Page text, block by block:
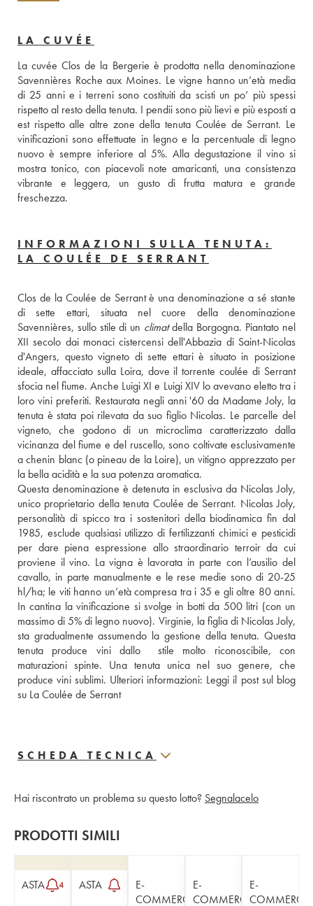
LA CUVÉE
La cuvée Clos de la Bergerie è prodotta nella denominazione
Savennières Roche aux Moines. Le vigne hanno un’età media
di 25 anni e i terreni sono costituiti da scisti un po’ più spessi
rispetto al resto della tenuta. I pendii sono più lievi e più esposti a
est rispetto alle altre zone della tenuta Coulée de Serrant. Le
vinificazioni sono effettuate in legno e la percentuale di legno
nuovo è sempre inferiore al 5%. Alla degustazione il vino si
mostra tonico, con piacevoli note amaricanti, una consistenza
vibrante e leggera, un gusto di frutta matura e grande
freschezza.
INFORMAZIONI SULLA TENUTA:
LA COULÉE DE SERRANT
Clos de la Coulée de Serrant è una denominazione a sé stante
di sette ettari, situata nel cuore della denominazione
Savennières, sullo stile di un climat della Borgogna. Piantato nel
XII secolo dai monaci cistercensi dell'Abbazia di Saint-Nicolas
d'Angers, questo vigneto di sette ettari è situato in posizione
ideale, affacciato sulla Loira, dove il torrente coulée di Serrant
sfocia nel fiume. Anche Luigi XI e Luigi XIV lo avevano eletto tra i
loro vini preferiti. Restaurata negli anni '60 da Madame Joly, la
tenuta è stata poi rilevata da suo figlio Nicolas. Le parcelle del
vigneto, che godono di un microclima caratterizzato dalla
vicinanza del fiume e del ruscello, sono coltivate esclusivamente
a chenin blanc (o pineau de la Loire), un vitigno apprezzato per
la bella acidità e la sua potenza aromatica.
Questa denominazione è detenuta in esclusiva da Nicolas Joly,
unico proprietario della tenuta Coulée de Serrant. Nicolas Joly,
personalità di spicco tra i sostenitori della biodinamica fin dal
1985, esclude qualsiasi utilizzo di fertilizzanti chimici e pesticidi
per dare piena espressione allo straordinario terroir da cui
proviene il vino. La vigna è lavorata in parte con l’ausilio del
cavallo, in parte manualmente e le rese medie sono di 20-25
hl/ha; le viti hanno un’età compresa tra i 35 e gli oltre 80 anni.
In cantina la vinificazione si svolge in botti da 500 litri (con un
massimo di 5% di legno nuovo). Virginie, la figlia di Nicolas Joly,
sta gradualmente assumendo la gestione della tenuta. Questa
tenuta produce vini dallo  stile molto riconoscibile, con
maturazioni spinte. Una tenuta unica nel suo genere, che
produce vini sublimi. Ulteriori informazioni: Leggi il post sul blog
su La Coulée de Serrant
SCHEDA TECNICA
Hai riscontrato un problema su questo lotto? Segnalacelo
PRODOTTI SIMILI
ASTA 4 ASTA
E-
COMMERCE
E-
COMMERCE
E-
COMMERCE